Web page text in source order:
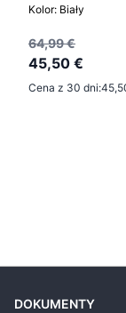
Kolor: Biały
64,99 €
45,50 €
Cena z 30 dni:
DOKUMENTY